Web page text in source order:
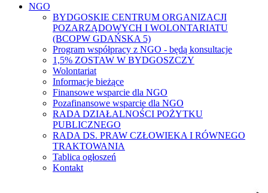
NGO
BYDGOSKIE CENTRUM ORGANIZACJI
POZARZĄDOWYCH I WOLONTARIATU
(BCOPW GDAŃSKA 5)
Program współpracy z NGO - będą konsultacje
1,5% ZOSTAW W BYDGOSZCZY
Wolontariat
Informacje bieżące
Finansowe wsparcie dla NGO
Pozafinansowe wsparcie dla NGO
RADA DZIAŁALNOŚCI POŻYTKU
PUBLICZNEGO
RADA DS. PRAW CZŁOWIEKA I RÓWNEGO
TRAKTOWANIA
Tablica ogłoszeń
Kontakt